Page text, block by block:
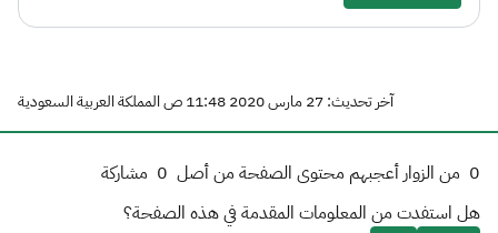
آخر تحديث: 27 مارس 2020 11:48 ص المملكة العربية السعودية
0 من الزوار أعجبهم محتوى الصفحة من أصل 0 مشاركة
هل استفدت من المعلومات المقدمة في هذه الصفحة؟